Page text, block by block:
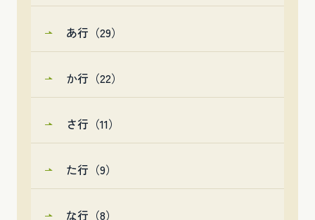
あ行（29）
か行（22）
さ行（11）
た行（9）
な行（8）